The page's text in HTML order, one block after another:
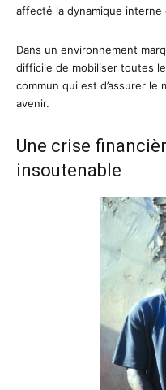
affecté la dynamique interne
Dans un environnement
difficile de mobiliser toutes
commun qui est d’assurer
avenir.
Une crise
insoutenable